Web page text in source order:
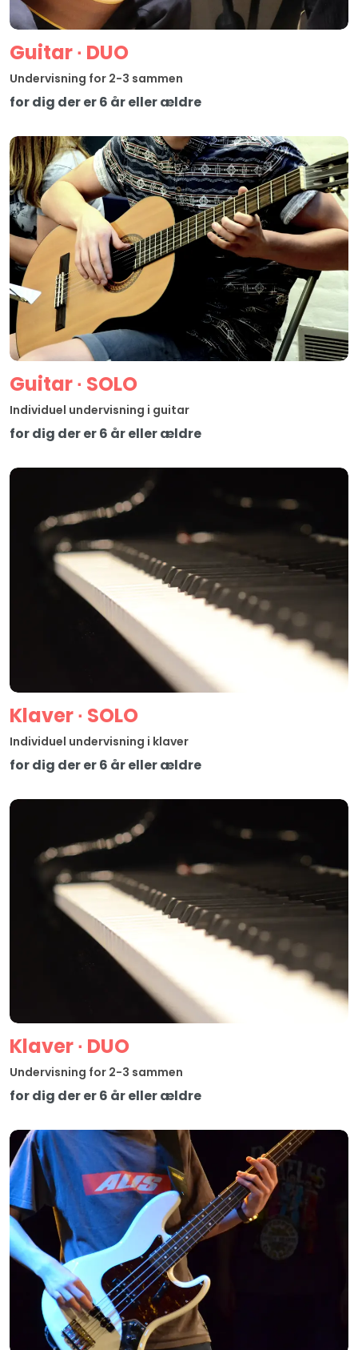
Guitar ∙ DUO
Undervisning for 2-3 sammen
for dig der er 6 år eller ældre
Guitar ∙ SOLO
Individuel undervisning i guitar
for dig der er 6 år eller ældre
Klaver ∙ SOLO
Individuel undervisning i klaver
for dig der er 6 år eller ældre
Klaver ∙ DUO
Undervisning for 2-3 sammen
for dig der er 6 år eller ældre